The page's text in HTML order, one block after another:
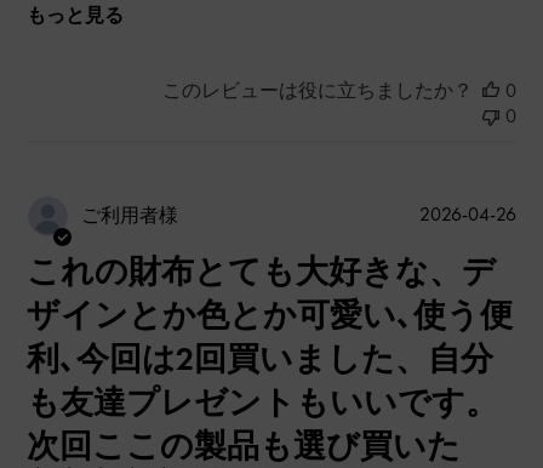
もっと見る
このレビューは役に立ちましたか？
0
0
ご利用者様
これの財布とても大好きな、デ
ザインとか色とか可愛い､使う便
利､今回は2回買いました、自分
も友達プレゼントもいいです。
次回ここの製品も選び買いた
公
2026-04-26